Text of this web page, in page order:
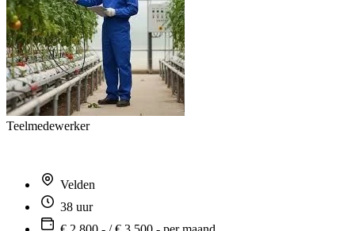
Teelmedewerker
Velden
38 uur